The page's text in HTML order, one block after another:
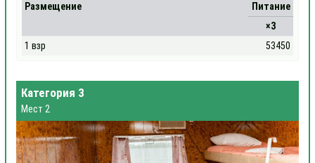
Размещение
Питание
×3
1 взр
53450
Категория 3
Мест 2